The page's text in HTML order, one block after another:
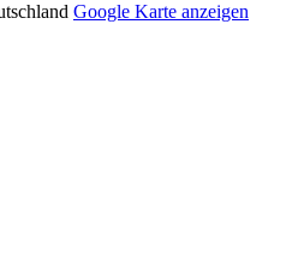
Google Karte anzeigen